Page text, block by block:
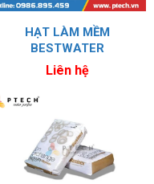
HẠT LÀM MỀM
BESTWATER
Liên hệ